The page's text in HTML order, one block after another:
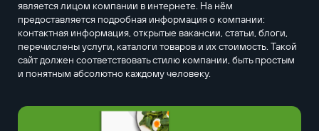
является лицом компании в интернете. На нём
предоставляется подробная информация о компании:
контактная информация, открытые вакансии, статьи, блоги,
перечислены услуги, каталоги товаров и их стоимость. Такой
сайт должен соответствовать стилю компании, быть простым
и понятным абсолютно каждому человеку.